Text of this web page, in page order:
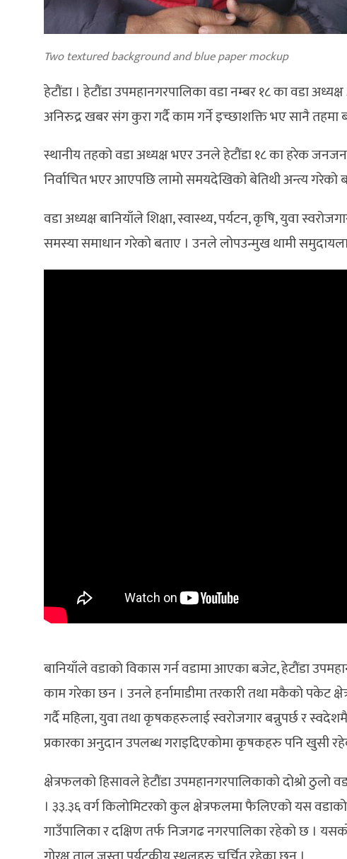
Two textured background and blue paper mockup
हेटौंडा । हेटौंडा उपमहानगरपालिका वडा नम्बर १८ का वडा
अनिरुद्र खबर संग कुरा गर्दै काम गर्ने इच्छाशक्ति भए सानै
स्थानीय तहको वडा अध्यक्ष भएर उनले हेटौंडा १८ का हरेक
निर्वाचित भएर आएपछि लामो समयदेखिको बेतिथी अन्त्य गरेको
वडा अध्यक्ष बानियाँले शिक्षा, स्वास्थ्य, पर्यटन, कृषि, युवा
समस्या समाधान गरेको बताए । उनले लोपउन्मुख थामी
बानियाँले वडाको विकास गर्न वडामा आएका बजेट, हेटौंडा
काम गरेका छन । उनले हर्नामाडीमा तरकारी तथा मकैको पकेट
गर्दै महिला, युवा तथा कृषकहरुलाई स्वरोजगार बन्नुपर्छ र
प्रकारका अनुदान उपलब्ध गराइदिएकोमा कृषकहरु पनि खुसी
क्षेत्रफलको हिसावले हेटौंडा उपमहानगरपालिकाको दोश्रो ठुलो
। ३३.३६ वर्ग किलोमिटरको कुल क्षेत्रफलमा फैलिएको यस वडाको
गाउँपालिका र दक्षिण तर्फ निजगढ नगरपालिका रहेको छ ।